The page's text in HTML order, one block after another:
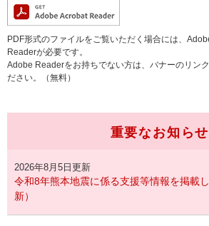
PDF形式のファイルをご覧いただく場合には、
Readerが必要です。
Adobe Readerをお持ちでない方は、バナーのリン
ださい。（無料）
重要なお知らせ
2026年8月5日更新
令和8年熊本地震に係る支援等情報を掲載
新）